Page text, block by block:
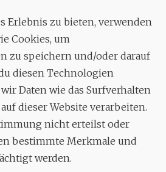
Erlebnis zu bieten, verwenden
Cookies, um
zu speichern und/oder darauf
diesen Technologien
Daten wie das Surfverhalten
dieser Website verarbeiten.
nicht erteilst oder
bestimmte Merkmale und
werden.
Str. 18
Stuttgart
MUSIK
Leiter:
Trummer
(0)177 / 34 23 57 1
TwitterYouTube